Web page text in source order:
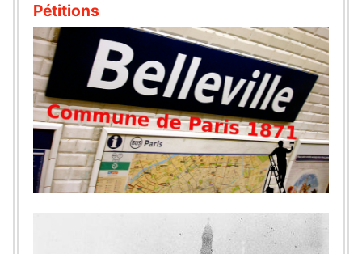
Pétitions